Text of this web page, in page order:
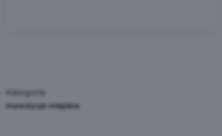
Kategoria:
Inwestycje miejskie